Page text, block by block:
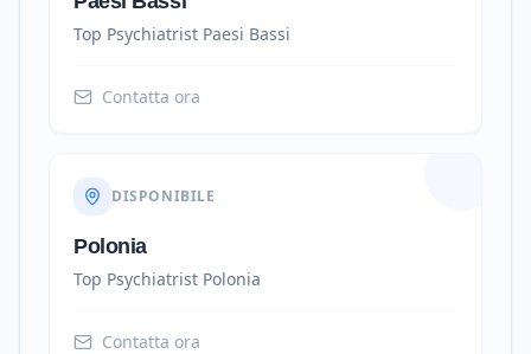
Top Psychiatrist Paesi Bassi
Contatta ora
DISPONIBILE
Polonia
Top Psychiatrist Polonia
Contatta ora